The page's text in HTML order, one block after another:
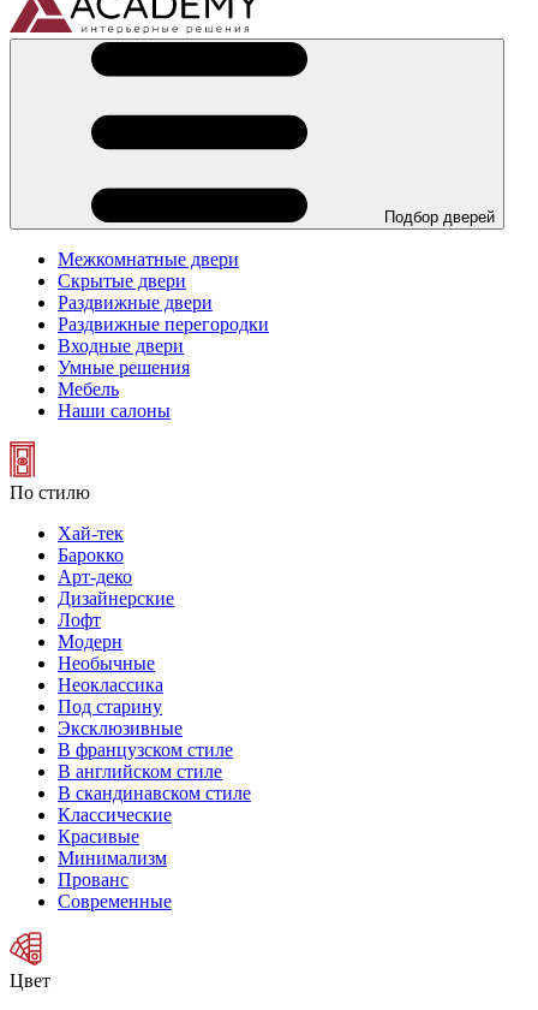
Подбор дверей
Межкомнатные двери
Скрытые двери
Раздвижные двери
Раздвижные перегородки
Входные двери
Умные решения
Мебель
Наши салоны
По стилю
Хай-тек
Барокко
Арт-деко
Дизайнерские
Лофт
Модерн
Необычные
Неоклассика
Под старину
Эксклюзивные
В французском стиле
В английском стиле
В скандинавском стиле
Классические
Красивые
Минимализм
Прованс
Современные
Цвет